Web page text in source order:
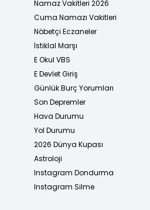
Namaz Vakitleri 2026
Cuma Namazı Vakitleri
Nöbetçi Eczaneler
İstiklal Marşı
E Okul VBS
E Devlet Giriş
Günlük Burç Yorumları
Son Depremler
Hava Durumu
Yol Durumu
2026 Dünya Kupası
Astroloji
Instagram Dondurma
Instagram Silme